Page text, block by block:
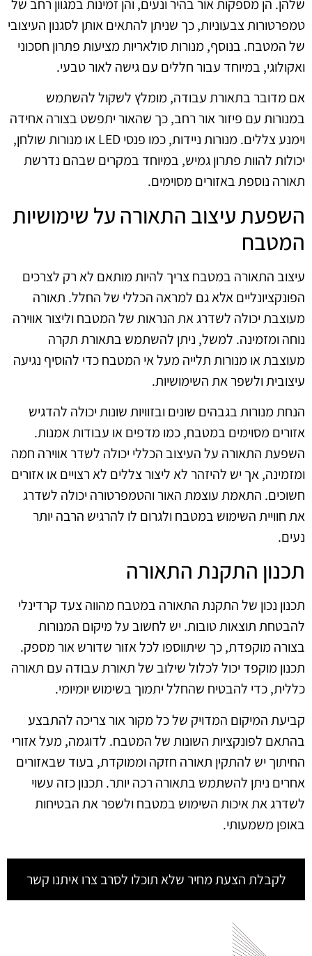
שלהן. הן מספקות אור בהיר ונעים, והן זמינות במגוון רחב של
טמפרטורות צבעוניות, כך שניתן להתאים אותן לסגנון העיצובי
של המטבח. בנוסף, מנורות סולאריות מציעות פתרון חסכוני
ואקולוגי, במיוחד עבור חללים עם גישה לאור טבעי.
אם מדובר בתאורת עבודה, מומלץ לשקול להשתמש
במנורות עם פיזור אור רחב, כך שהאור יתפשט בצורה אחידה
וימנע צללים. מנורות ניידות, כמו פנסי LED או מנורות שולחן,
יכולות להוות פתרון גמיש, במיוחד במקרים שבהם נדרשת
תאורה נוספת באזורים מסוימים.
השפעת עיצוב התאורה על שימושיות
המטבח
עיצוב התאורה במטבח צריך להיות מותאם לא רק לצרכים
הפונקציונליים אלא גם למראה הכללי של החלל. תאורה
מעוצבת יכולה לשדרג את הנראות של המטבח וליצור אווירה
נוחה ומזמינה. למשל, ניתן להשתמש בתאורת תקרה
מעוצבת או מנורות תלייה מעל אי המטבח כדי להוסיף נגיעה
עיצובית ולשפר את השימושיות.
הנחת מנורות בגבהים שונים ובזוויות שונות יכולה להדגיש
אזורים מסוימים במטבח, כמו מדפים או עבודות אמנות.
השפעת התאורה על העיצוב הכללי יכולה לשדר אווירה חמה
ומזמינה, אך יש להיזהר לא ליצור צללים לא רצויים או אזורים
חשוכים. התאמת עוצמת האור והטמפרטורה יכולה לשדרג
את חוויית השימוש במטבח ולגרום לו להרגיש הרבה יותר
נעים.
תכנון התקנת התאורה
תכנון נכון של התקנת התאורה במטבח מהווה צעד קרדינלי
להבטחת תוצאות טובות. יש לחשוב על מיקום המנורות
בצורה מוקפדת, כך שיתווספו לכל אזור שדורש אור מספק.
תכנון מוקפד יכול לכלול שילוב של תאורת עבודה עם תאורה
כללית, כדי להבטיח שהחלל יתמוך בשימוש יומיומי.
קביעת המיקום המדויק של כל מקור אור צריכה להתבצע
בהתאם לפונקציות השונות של המטבח. לדוגמה, מעל אזורי
החיתוך יש להתקין תאורה חזקה וממוקדת, בעוד שבאזורים
אחרים ניתן להשתמש בתאורה רכה יותר. תכנון כזה עשוי
לשדרג את איכות השימוש במטבח ולשפר את הבטיחות
באופן משמעותי.
לקבלת הצעת מחיר שלא תוכלו לסרב צרו איתנו קשר